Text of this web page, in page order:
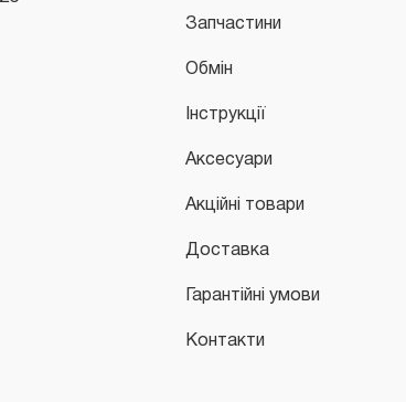
Запчастини
Обмін
Інструкції
Аксесуари
Акційні товари
Доставка
Гарантійні умови
Контакти